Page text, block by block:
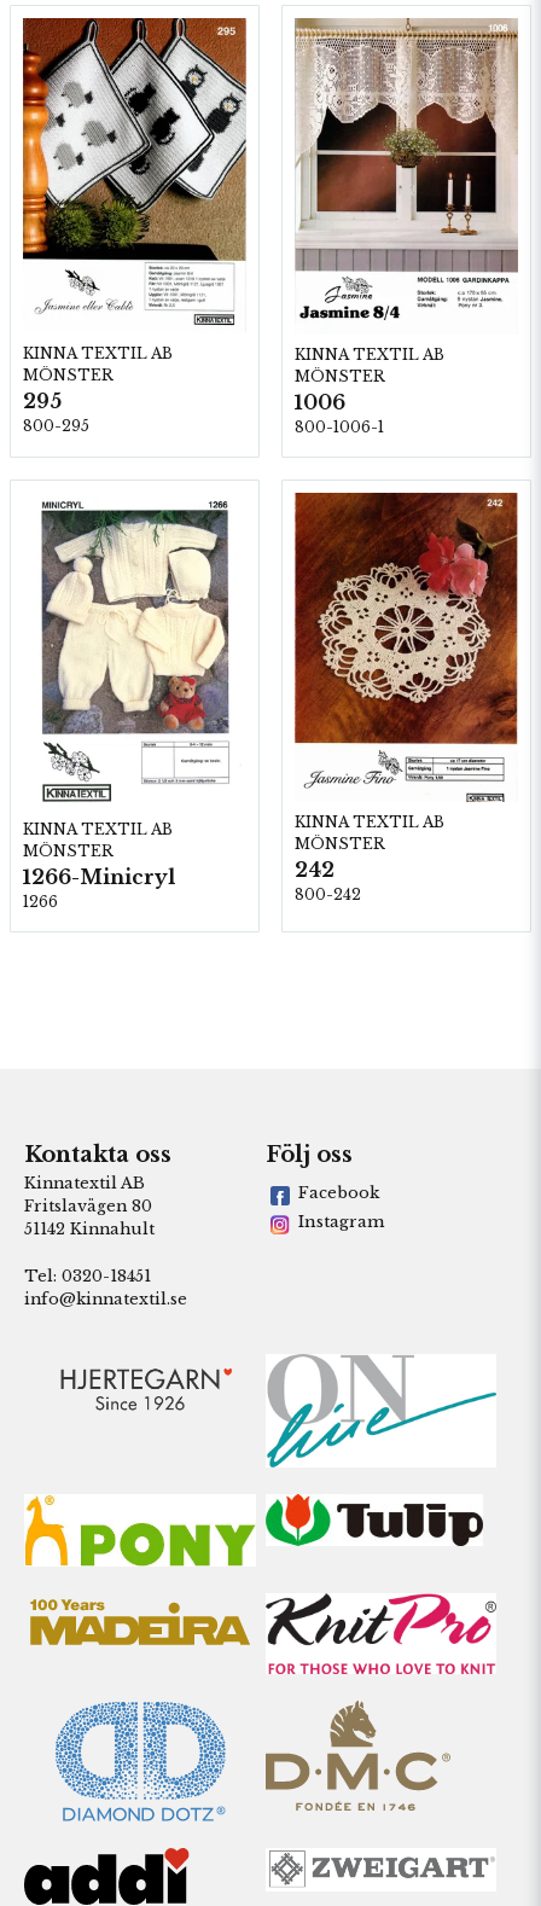
KINNA TEXTIL AB
MÖNSTER
295
800-295
KINNA TEXTIL AB
MÖNSTER
1006
800-1006-1
KINNA TEXTIL AB
MÖNSTER
1266-Minicryl
1266
KINNA TEXTIL AB
MÖNSTER
242
800-242
Kontakta oss
Kinnatextil AB
Fritslavägen 80
51142 Kinnahult
Tel: 0320-18451
info@kinnatextil.se
Följ oss
Facebook
Instagram